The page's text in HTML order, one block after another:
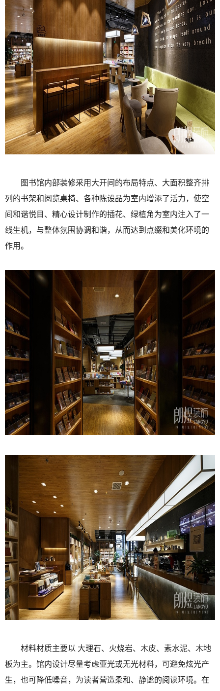
图书馆内部装修采用大开间的布局特点、大面积整齐排
列的书架和阅览桌椅、各种陈设品为室内增添了活力，使空
间和谐悦目、精心设计制作的插花、绿植角为室内注入了一
线生机，与整体氛围协调和谐，从而达到点缀和美化环境的
作用。
材料材质主要以 大理石、火烧岩、木皮、素水泥、木地
板为主。馆内设计尽量考虑亚光或无光材料，可避免炫光产
生，也可降低噪音，为读者营造柔和、静谧的阅读环境。在